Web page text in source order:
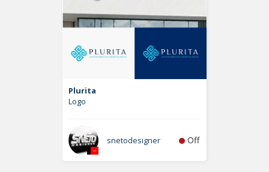
Plurita
Logo
snetodesigner Off